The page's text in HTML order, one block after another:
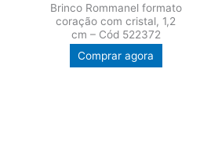
Brinco Rommanel formato
coração com cristal, 1,2
cm – Cód 522372
Comprar agora